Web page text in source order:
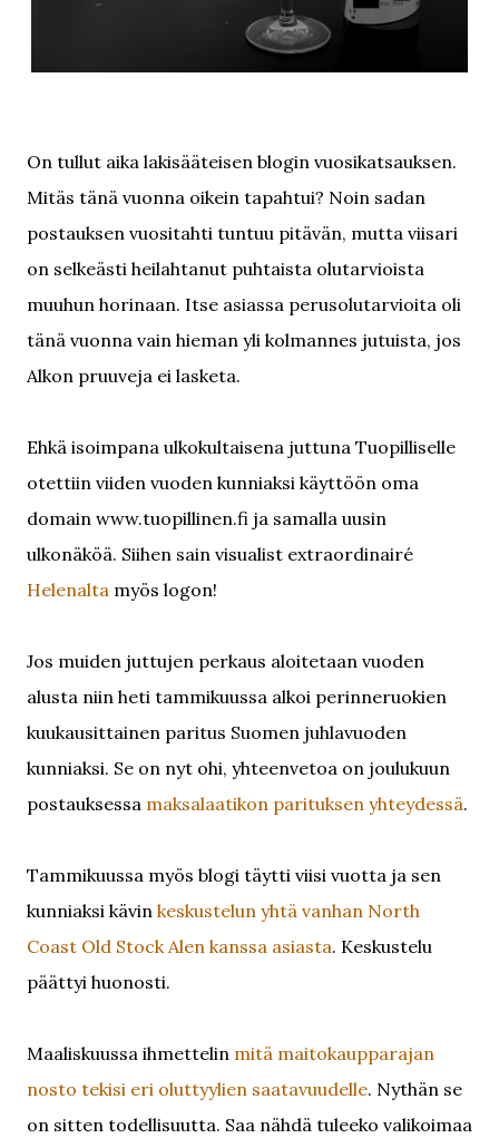
On tullut aika lakisääteisen blogin vuosikatsauksen.
Mitäs tänä vuonna oikein tapahtui? Noin sadan
postauksen vuositahti tuntuu pitävän, mutta viisari
on selkeästi heilahtanut puhtaista olutarvioista
muuhun horinaan. Itse asiassa perusolutarvioita oli
tänä vuonna vain hieman yli kolmannes jutuista, jos
Alkon pruuveja ei lasketa.
Ehkä isoimpana ulkokultaisena juttuna Tuopilliselle
otettiin viiden vuoden kunniaksi käyttöön oma
domain www.tuopillinen.fi ja samalla uusin
ulkonäköä. Siihen sain visualist extraordinairé
Helenalta myös logon!
Jos muiden juttujen perkaus aloitetaan vuoden
alusta niin heti tammikuussa alkoi perinneruokien
kuukausittainen paritus Suomen juhlavuoden
kunniaksi. Se on nyt ohi, yhteenvetoa on joulukuun
postauksessa maksalaatikon parituksen yhteydessä.
Tammikuussa myös blogi täytti viisi vuotta ja sen
kunniaksi kävin keskustelun yhtä vanhan North
Coast Old Stock Alen kanssa asiasta. Keskustelu
päättyi huonosti.
Maaliskuussa ihmettelin mitä maitokaupparajan
nosto tekisi eri oluttyylien saatavuudelle. Nythän se
on sitten todellisuutta. Saa nähdä tuleeko valikoimaa